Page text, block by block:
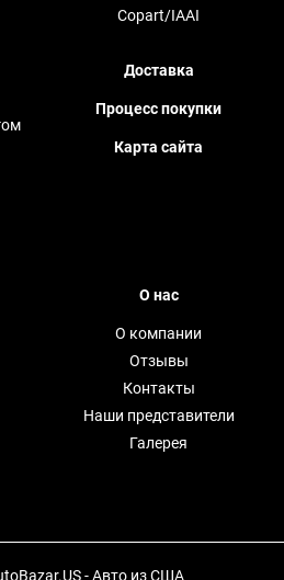
Copart/IAAI
Доставка
Процесс покупки
Карта сайта
О нас
О компании
Отзывы
Контакты
Наши представители
Галерея
- Авто из США